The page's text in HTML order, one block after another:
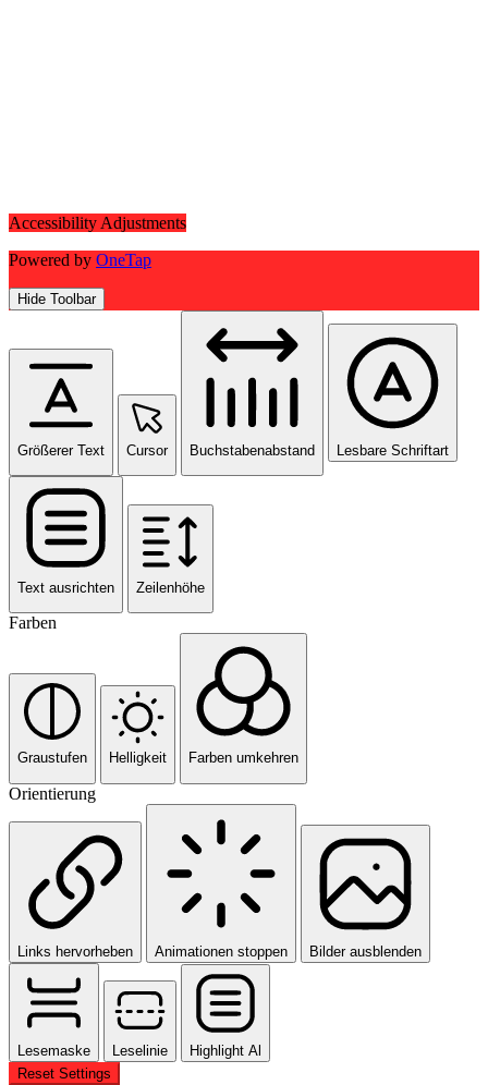
Accessibility Adjustments
Powered by OneTap
Hide Toolbar
Größerer Text Cursor Buchstabenabstand Lesbare Schriftart
Text ausrichten Zeilenhöhe
Farben
Graustufen Helligkeit Farben umkehren
Orientierung
Links hervorheben Animationen stoppen Bilder ausblenden
Lesemaske Leselinie
Highlight Al
Reset Settings